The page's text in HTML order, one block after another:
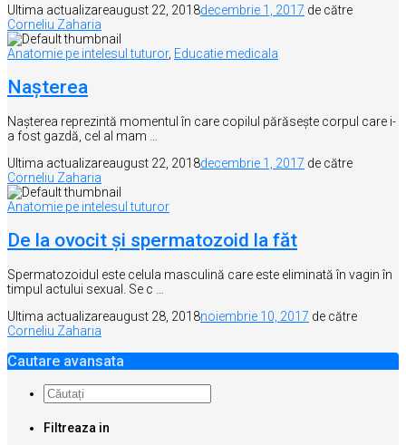
Ultima actualizareaugust 22, 2018decembrie 1, 2017 de către
Corneliu Zaharia
Anatomie pe intelesul tuturor, Educatie medicala
Nașterea
Nașterea reprezintă momentul în care copilul părăsește corpul care i-
a fost gazdă, cel al mam …
Ultima actualizareaugust 22, 2018decembrie 1, 2017 de către
Corneliu Zaharia
Anatomie pe intelesul tuturor
De la ovocit şi spermatozoid la făt
Spermatozoidul este celula masculină care este eliminată în vagin în
timpul actului sexual. Se c …
Ultima actualizareaugust 28, 2018noiembrie 10, 2017 de către
Corneliu Zaharia
Cautare avansata
Filtreaza in